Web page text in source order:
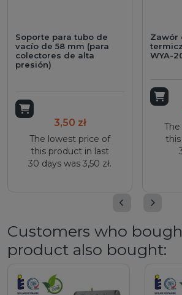
Soporte para tubo de
vacío de 58 mm (para
colectores de alta
presión)
Add to cart
3,50 zł
The lowest price of
this product in last
30 days was 3,50 zł.
Zawór
WYA-
Customers who
product also bought: